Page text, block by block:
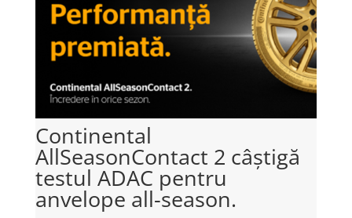
Continental
AllSeasonContact 2 câștigă
testul ADAC pentru
anvelope all-season.